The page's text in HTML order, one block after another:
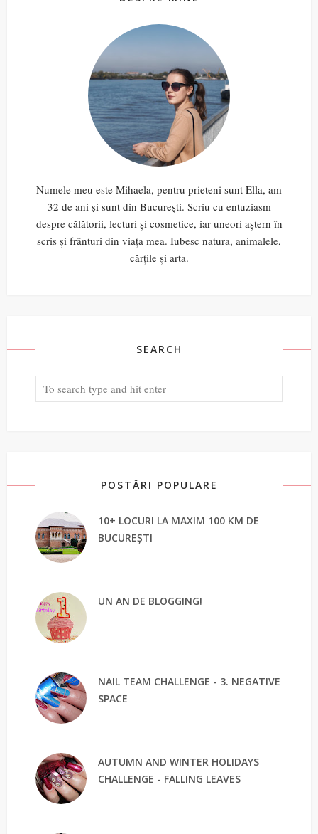
Numele meu este Mihaela, pentru prieteni sunt Ella, am
32 de ani și sunt din București. Scriu cu entuziasm
despre călătorii, lecturi și cosmetice, iar uneori aștern în
scris și frânturi din viața mea. Iubesc natura, animalele,
cărțile și arta.
SEARCH
POSTĂRI POPULARE
10+ LOCURI LA MAXIM 100 KM DE
BUCUREȘTI
UN AN DE BLOGGING!
NAIL TEAM CHALLENGE - 3. NEGATIVE
SPACE
AUTUMN AND WINTER HOLIDAYS
CHALLENGE - FALLING LEAVES